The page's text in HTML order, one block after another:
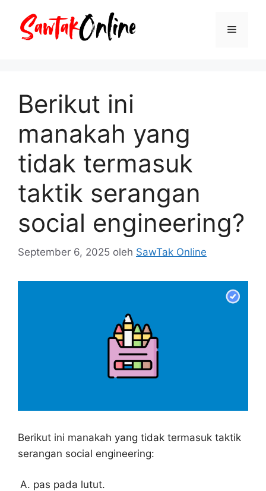
Menu
Berikut ini
manakah yang
tidak termasuk
taktik serangan
social engineering?
September 6, 2025 oleh SawTak Online
Berikut ini manakah yang tidak termasuk taktik
serangan social engineering:
pas pada lutut.